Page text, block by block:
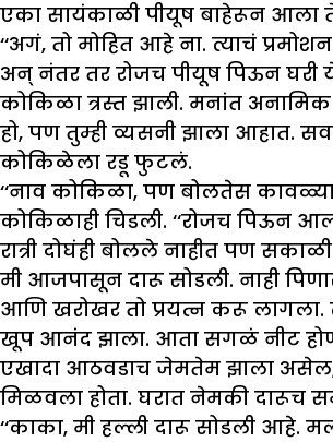
एका सायंकाळी पीयूष बाहेरून आला
‘‘अगं, तो मोहित आहे ना. त्याचं
अन् नंतर तर रोजच पीयूष पिऊन
कोकिळा त्रस्त झाली. मनांत
हो, पण तुम्ही व्यसनी झाला आहात.
कोकिळेला रडू फुटलं.
‘‘नाव कोकिळा, पण बोलतेस
कोकिळाही चिडली. ‘‘रोजच पिऊन
रात्री दोघंही बोलले नाहीत पण
मी आजपासून दारू सोडली. नाही
आणि खरोखर तो प्रयत्न करू लागला.
खूप आनंद झाला. आता सगळं नीट
एखादा आठवडाच जेमतेम झाला असेल,
मिळवला होता. घरात नेमकी दारूच
‘‘काका, मी हल्ली दारू सोडली आहे.